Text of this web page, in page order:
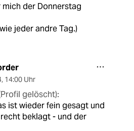
mich der Donnerstag
jeder andre Tag.)
, 14:00 Uhr
gelöscht):
ist wieder fein gesagt und
beklagt - und der